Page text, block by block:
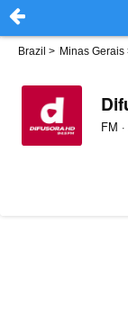
Brazil > Minas Gerais
FM